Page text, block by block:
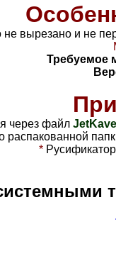
не вырезано и не
Требуемое
через файл
распакованной
*Русификатор